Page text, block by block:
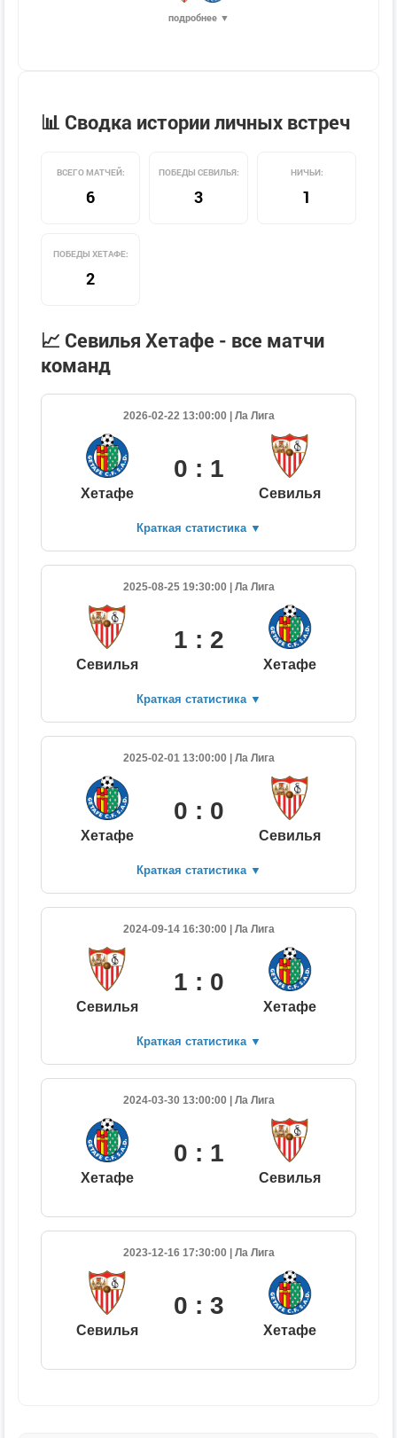
подробнее ▼
📊 Сводка истории личных встреч
ВСЕГО МАТЧЕЙ:
6
ПОБЕДЫ СЕВИЛЬЯ:
3
НИЧЬИ:
1
ПОБЕДЫ ХЕТАФЕ:
2
📈 Севилья Хетафе - все матчи
команд
2026-02-22 13:00:00 | Ла Лига
Хетафе
0 : 1
Севилья
Краткая статистика ▼
2025-08-25 19:30:00 | Ла Лига
Севилья
1 : 2
Хетафе
Краткая статистика ▼
2025-02-01 13:00:00 | Ла Лига
Хетафе
0 : 0
Севилья
Краткая статистика ▼
2024-09-14 16:30:00 | Ла Лига
Севилья
1 : 0
Хетафе
Краткая статистика ▼
2024-03-30 13:00:00 | Ла Лига
Хетафе
0 : 1
Севилья
2023-12-16 17:30:00 | Ла Лига
Севилья
0 : 3
Хетафе